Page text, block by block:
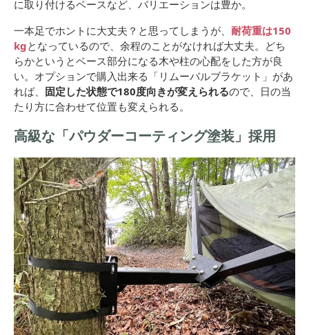
に取り付けるベースなど、バリエーションは豊か。
一本足でホントに大丈夫？と思ってしまうが、 耐荷重は150
kgとなっているので、余程のことがなければ大丈夫。どち
らかというとベース部分になる木や柱の心配をした方が良
い。オプションで購入出来る「リムーバルブラケット」があ
れば、 固定した状態で180度向きが変えられるので、日の当
たり方に合わせて位置も変えられる。
高級な「パウダーコーティング塗装 」採用